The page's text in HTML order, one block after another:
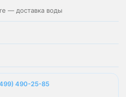
— доставка воды
490-25-85